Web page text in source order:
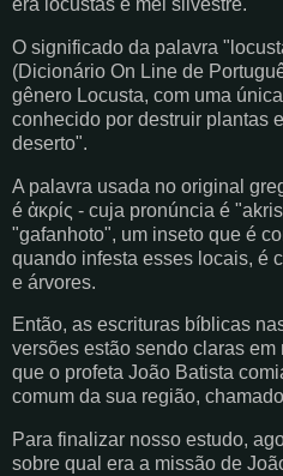
era locustas e mel silvestre."
O significado da palavra
(Dicionário On Line de
gênero Locusta, com uma
conhecido por destruir plantas
deserto".
A palavra usada no original
é ἀκρίς - cuja pronúncia é
"gafanhoto", um inseto que é
quando infesta esses locais, é
e árvores.
Então, as escrituras bíblicas
versões estão sendo claras
que o profeta João Batista
comum da sua região,
Para finalizar nosso estudo,
sobre qual era a missão de